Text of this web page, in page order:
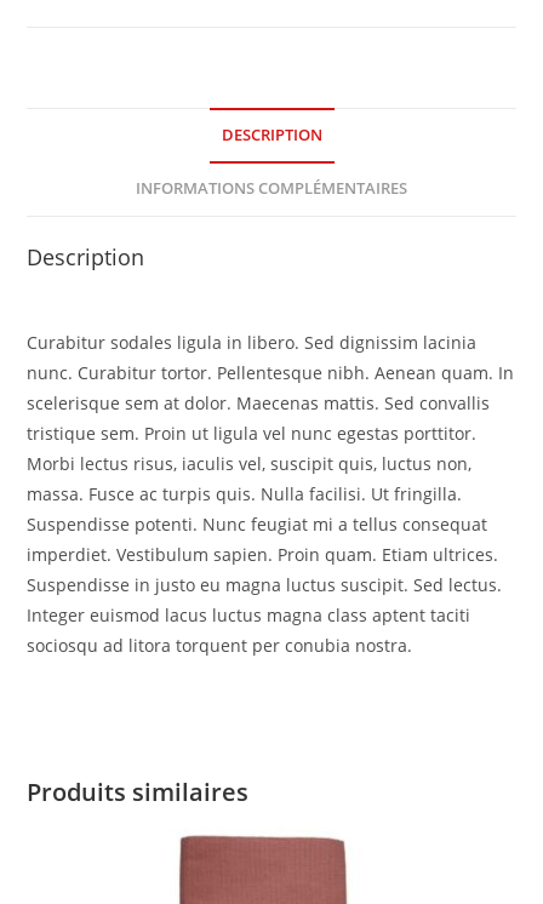
DESCRIPTION
INFORMATIONS COMPLÉMENTAIRES
Description
Curabitur sodales ligula in libero. Sed dignissim lacinia
nunc. Curabitur tortor. Pellentesque nibh. Aenean quam. In
scelerisque sem at dolor. Maecenas mattis. Sed convallis
tristique sem. Proin ut ligula vel nunc egestas porttitor.
Morbi lectus risus, iaculis vel, suscipit quis, luctus non,
massa. Fusce ac turpis quis. Nulla facilisi. Ut fringilla.
Suspendisse potenti. Nunc feugiat mi a tellus consequat
imperdiet. Vestibulum sapien. Proin quam. Etiam ultrices.
Suspendisse in justo eu magna luctus suscipit. Sed lectus.
Integer euismod lacus luctus magna class aptent taciti
sociosqu ad litora torquent per conubia nostra.
Produits similaires